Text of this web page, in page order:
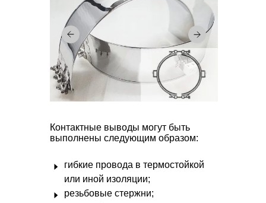
Контактные выводы могут быть
выполнены следующим образом:
гибкие провода в термостойкой
или иной изоляции;
резьбовые стержни;